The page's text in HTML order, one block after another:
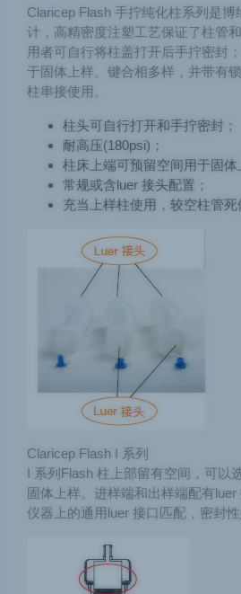
Claricep Flash 手拧纯化柱系列是
计，高精密度注塑工艺保证了柱管
用者可自行将柱盖打开后手拧密封
于固体上样。键合相多样，并带有
柱串接使用。
柱头可自行打开和手拧密封；
耐高压(180psi)；
柱床上端可预留空间用于固体
常规或含luer 接头配置；
充当上样柱使用，较空柱管死
Claricep Flash I 系列
I 系列Flash 柱上部留有空间，可以
固体上样。进样端和出样端配有
仪器上的通用luer 接口匹配，密封性